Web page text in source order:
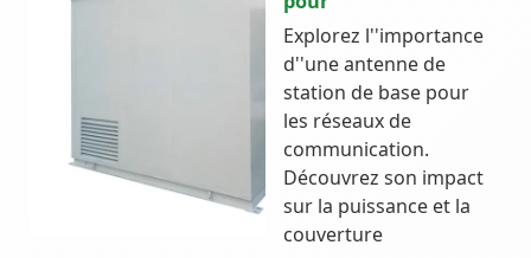
Explorez l''importance
d''une antenne de
station de base pour
les réseaux de
communication.
Découvrez son impact
sur la puissance et la
couverture